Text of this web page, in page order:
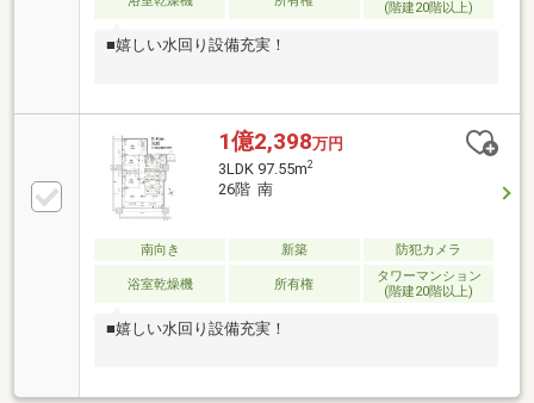
用、投資用としても幅広く活用可能なマンションにな
ります♪
(階建20階以上)
■嬉しい水回り設備充実！
1億2,398万円
3LDK 97.55m2
26階 南
南向き 新築 防犯カメラ
浴室乾燥機 所有権
タワーマンション
(階建20階以上)
■嬉しい水回り設備充実！